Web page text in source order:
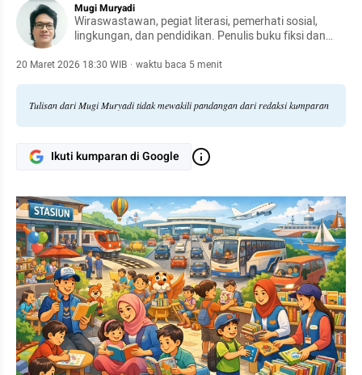
Mugi Muryadi
Wiraswastawan, pegiat literasi, pemerhati sosial,
lingkungan, dan pendidikan. Penulis buku fiksi dan
20 Maret 2026 18:30 WIB · waktu baca 5 menit
Tulisan dari Mugi Muryadi tidak mewakili pandangan dari redaksi kumparan
Ikuti kumparan di Google